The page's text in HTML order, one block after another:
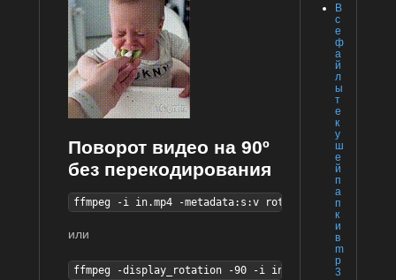
В
с
е
ф
а
й
л
ы
т
е
к
у
ш
е
й
п
а
п
к
и
в
m
p
3
Поворот видео на 90º
без перекодирования
ffmpeg -i in.mp4 -metadata:s:v rotate=-90 -c copy -y
или
ffmpeg -display_rotation -90 -i in.mp4 -c copy